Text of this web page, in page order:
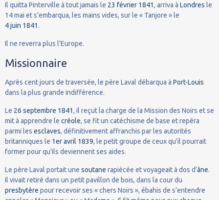
Il quitta Pinterville à tout jamais le 23 février 1841, arriva à Londres le
14 mai et s’embarqua, les mains vides, sur le « Tanjore » le
4juin 1841 .
Il ne reverra plus l’Europe.
Missionnaire
Après cent jours de traversée, le père Laval débarqua à Port-Louis
dans la plus grande indifférence.
Le 26 septembre 1841, il reçut la charge de la Mission des Noirs et se
mit à apprendre le créole, se fit un catéchisme de base et repéra
parmi les esclaves, définitivement affranchis par les autorités
britanniques le 1er avril 1839, le petit groupe de ceux qu’il pourrait
former pour qu’ils deviennent ses aides.
Le père Laval portait une soutane rapiécée et voyageait à dos d’âne.
Il vivait retiré dans un petit pavillon de bois, dans la cour du
presbytère pour recevoir ses « chers Noirs », ébahis de s’entendre